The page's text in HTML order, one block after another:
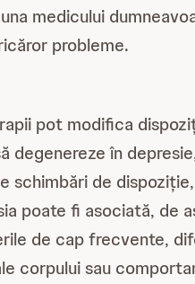
medicului
probleme.
pot modifica
degenereze în
schimbări de
poate fi asociată, de
de cap frecvente,
corpului sau